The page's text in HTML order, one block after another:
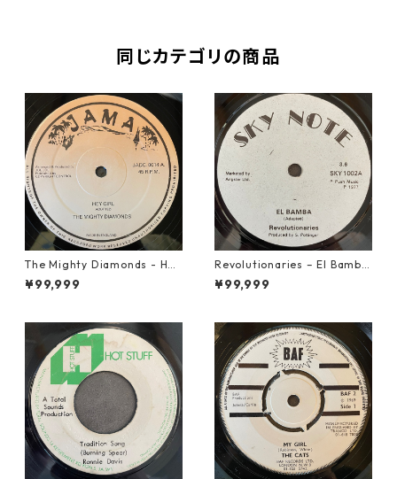
同じカテゴリの商品
The Mighty Diamonds - Hey
Girl【12-50053】
¥99,999
Revolutionaries – El Bamba
【7-21855】
¥99,999